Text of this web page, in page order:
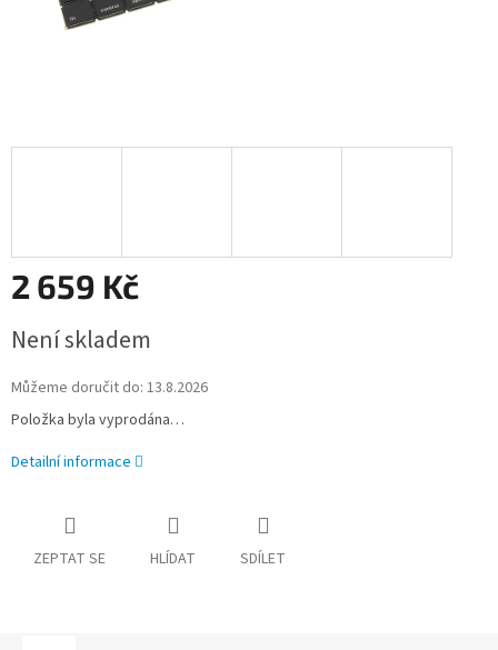
2 659 Kč
cena:
Není skladem
Můžeme doručit do: 13.8.2026
Položka byla vyprodána…
Detailní informace
ZEPTAT SE HLÍDAT SDÍLET